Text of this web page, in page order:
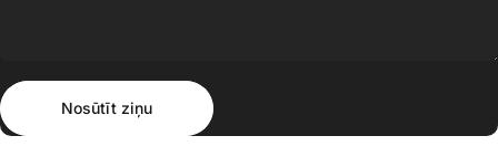
Nosūtīt ziņu
Nosūtīt ziņu